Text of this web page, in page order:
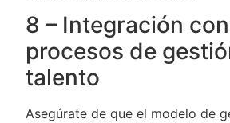
8 – Integración
procesos de
talento
Asegúrate de que el modelo de